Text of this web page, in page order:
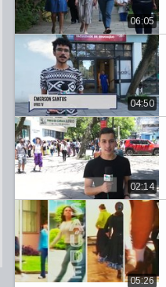
06:05
04:50
02:14
05:26